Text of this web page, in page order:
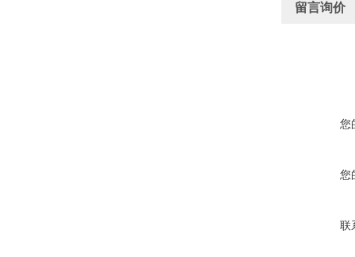
留言询价
您
您
联